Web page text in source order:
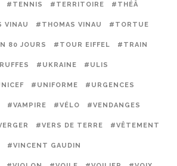
#TENNIS #TERRITOIRE #THÉÂ
VINAU #THOMAS VINAU #TORTUE
80 JOURS #TOUR EIFFEL #TRAIN
#UKRAINE #ULIS
#UNIFORME #URGENCES
#VAMPIRE #VÉLO #VENDANGES
#VERS DE TERRE #VÊTEMENT
#VINCENT GAUDIN